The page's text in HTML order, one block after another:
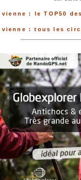
vienne : le TOP50
vienne : tous les